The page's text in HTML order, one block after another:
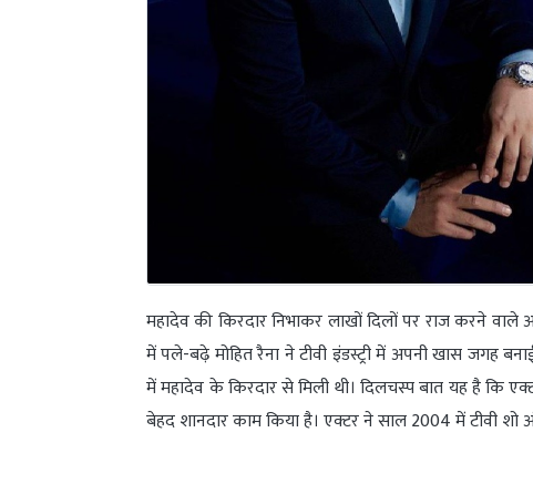
महादेव की किरदार निभाकर लाखों दिलों पर राज करने
में पले-बढ़े मोहित रैना ने टीवी इंडस्ट्री में अपनी खास जगह
में महादेव के किरदार से मिली थी। दिलचस्प बात यह है कि
बेहद शानदार काम किया है। एक्टर ने साल 2004 में टीवी शो